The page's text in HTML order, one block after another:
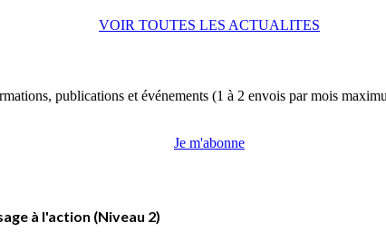
VOIR TOUTES LES ACTUALITES
publications et événements (1 à 2 envois par mois
Je m'abonne
à l'action (Niveau 2)